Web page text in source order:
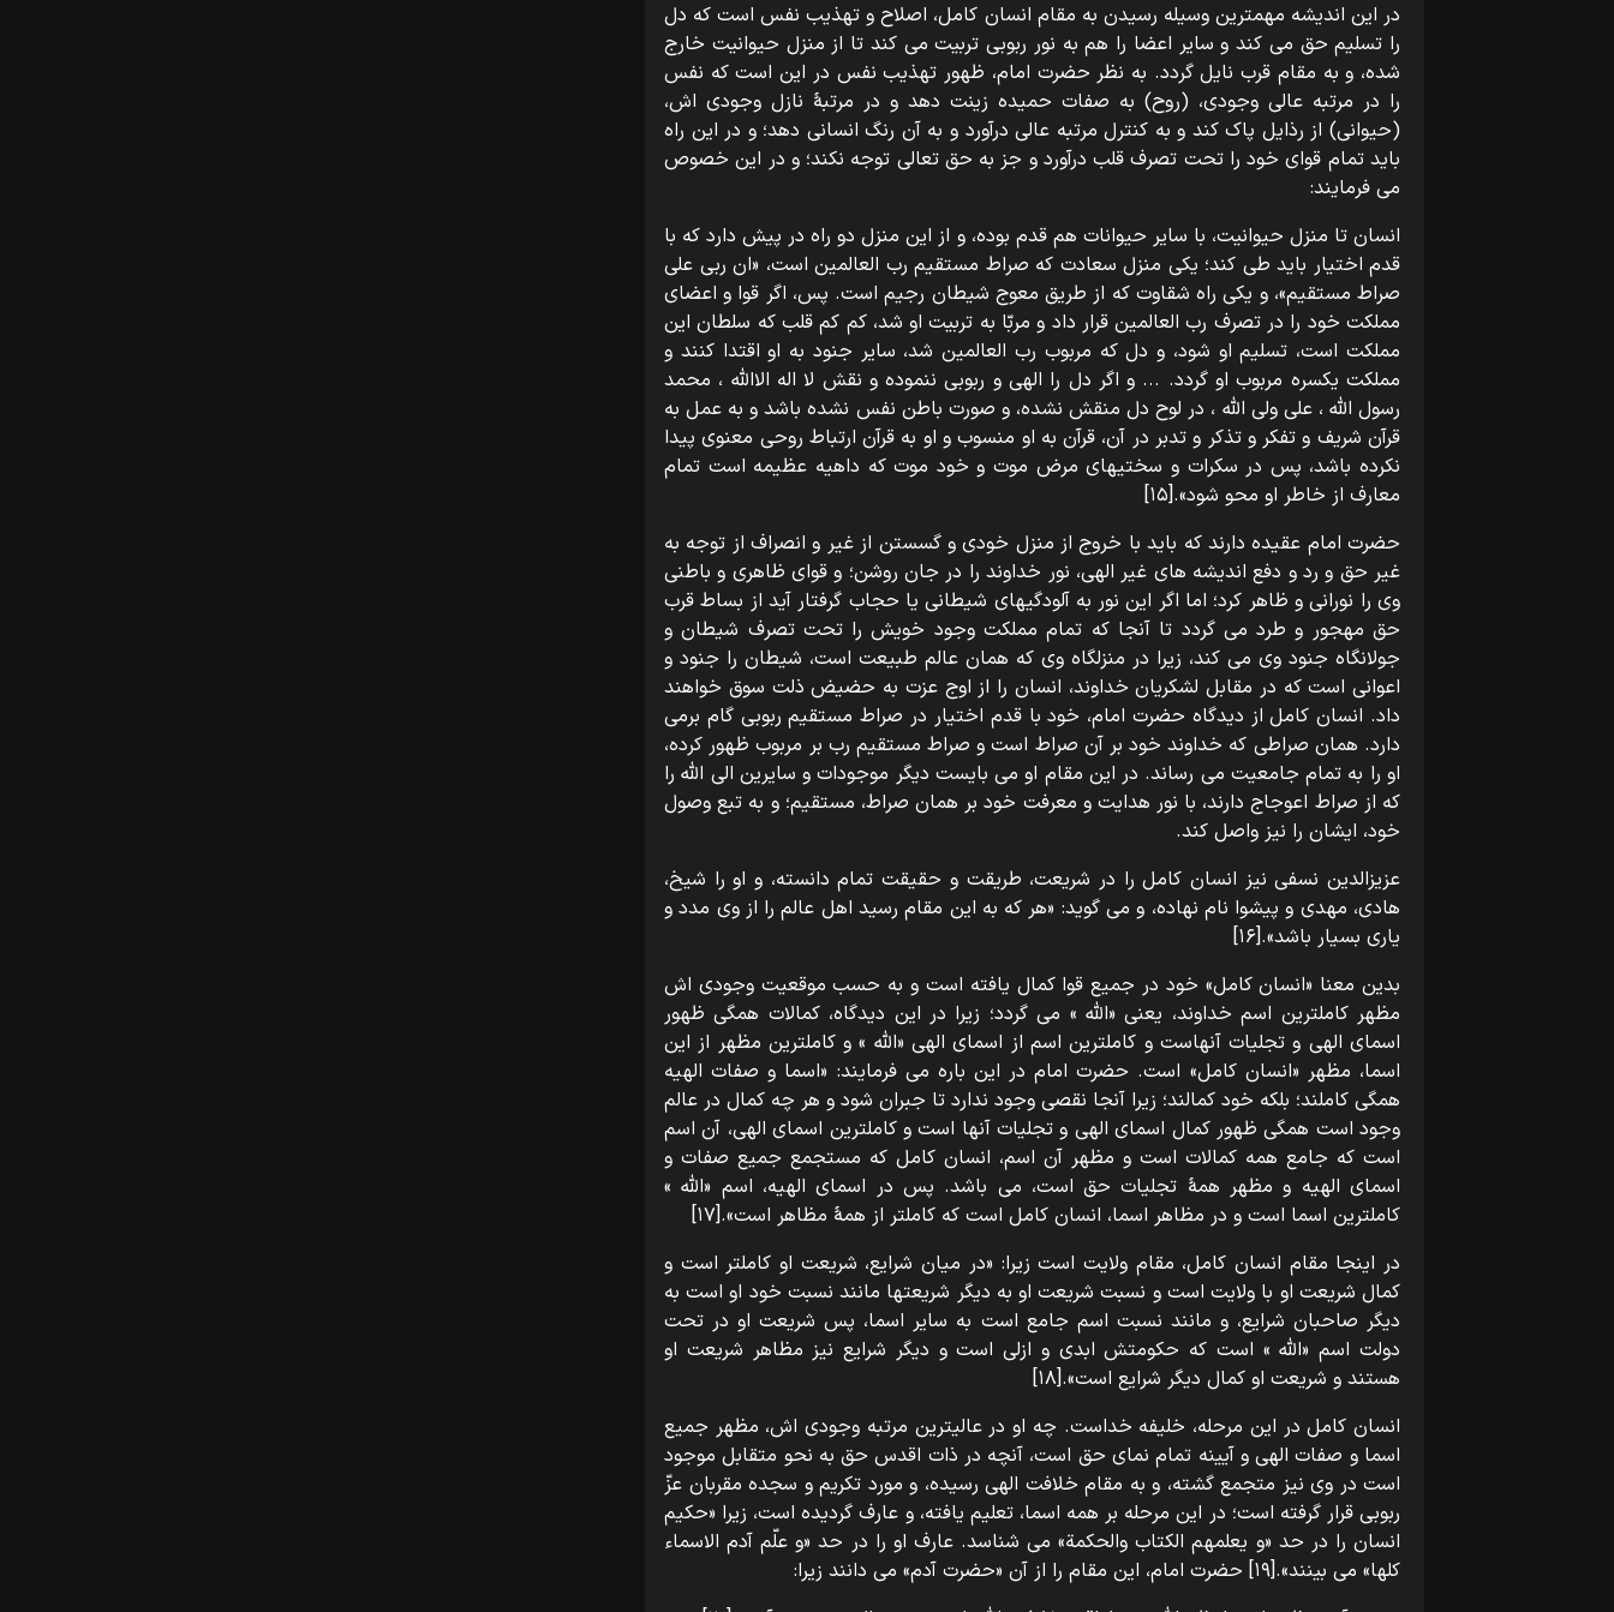
در این اندیشه مهمترین وسیله رسیدن به مقام انسان کامل، اصلاح و تهذیب نفس است که دل
را تسلیم حق می کند و سایر اعضا را هم به نور ربوبی تربیت می کند تا از منزل حیوانیت خارج
شده، و به مقام قرب نایل گردد. به نظر حضرت امام، ظهور تهذیب نفس در این است که نفس
را در مرتبه عالی وجودی، (روح) به صفات حمیده زینت دهد و در مرتبۀ نازل وجودی اش،
(حیوانی) از رذایل پاک کند و به کنترل مرتبه عالی درآورد و به آن رنگ انسانی دهد؛ و در این راه
باید تمام قوای خود را تحت تصرف قلب درآورد و جز به حق تعالی توجه نکند؛ و در این خصوص
می فرمایند:
انسان تا منزل حیوانیت، با سایر حیوانات هم قدم بوده، و از این منزل دو راه در پیش دارد که با
قدم اختیار باید طی کند؛ یکی منزل سعادت که صراط مستقیم رب العالمین است، «ان ربی علی
صراط مستقیم»، و یکی راه شقاوت که از طریق معوج شیطان رجیم است. پس، اگر قوا و اعضای
مملکت خود را در تصرف رب العالمین قرار داد و مربّا به تربیت او شد، کم کم قلب که سلطان این
مملکت است، تسلیم او شود، و دل که مربوب رب العالمین شد، سایر جنود به او اقتدا کنند و
مملکت یکسره مربوب او گردد. ... و اگر دل را الهی و ربوبی ننموده و نقش لا اله الااللّه ، محمد
رسول اللّه ، علی ولی اللّه ، در لوح دل منقش نشده، و صورت باطن نفس نشده باشد و به عمل به
قرآن شریف و تفکر و تذکر و تدبر در آن، قرآن به او منسوب و او به قرآن ارتباط روحی معنوی پیدا
نکرده باشد، پس در سکرات و سختیهای مرض موت و خود موت که داهیه عظیمه است تمام
معارف از خاطر او محو شود».[۱۵]
حضرت امام عقیده دارند که باید با خروج از منزل خودی و گسستن از غیر و انصراف از توجه به
غیر حق و رد و دفع اندیشه های غیر الهی، نور خداوند را در جان روشن؛ و قوای ظاهری و باطنی
وی را نورانی و ظاهر کرد؛ اما اگر این نور به آلودگیهای شیطانی یا حجاب گرفتار آید از بساط قرب
حق مهجور و طرد می گردد تا آنجا که تمام مملکت وجود خویش را تحت تصرف شیطان و
جولانگاه جنود وی می کند، زیرا در منزلگاه وی که همان عالم طبیعت است، شیطان را جنود و
اعوانی است که در مقابل لشکریان خداوند، انسان را از اوج عزت به حضیض ذلت سوق خواهند
داد. انسان کامل از دیدگاه حضرت امام، خود با قدم اختیار در صراط مستقیم ربوبی گام برمی
دارد. همان صراطی که خداوند خود بر آن صراط است و صراط مستقیم رب بر مربوب ظهور کرده،
او را به تمام جامعیت می رساند. در این مقام او می بایست دیگر موجودات و سایرین الی اللّه را
که از صراط اعوجاج دارند، با نور هدایت و معرفت خود بر همان صراط، مستقیم؛ و به تبع وصول
خود، ایشان را نیز واصل کند.
عزیزالدین نسفی نیز انسان کامل را در شریعت، طریقت و حقیقت تمام دانسته، و او را شیخ،
هادی، مهدی و پیشوا نام نهاده، و می گوید: «هر که به این مقام رسید اهل عالم را از وی مدد و
یاری بسیار باشد».[۱۶]
بدین معنا «انسان کامل» خود در جمیع قوا کمال یافته است و به حسب موقعیت وجودی اش
مظهر کاملترین اسم خداوند، یعنی «اللّه » می گردد؛ زیرا در این دیدگاه، کمالات همگی ظهور
اسمای الهی و تجلیات آنهاست و کاملترین اسم از اسمای الهی «اللّه » و کاملترین مظهر از این
اسما، مظهر «انسان کامل» است. حضرت امام در این باره می فرمایند: «اسما و صفات الهیه
همگی کاملند؛ بلکه خود کمالند؛ زیرا آنجا نقصی وجود ندارد تا جبران شود و هر چه کمال در عالم
وجود است همگی ظهور کمال اسمای الهی و تجلیات آنها است و کاملترین اسمای الهی، آن اسم
است که جامع همه کمالات است و مظهر آن اسم، انسان کامل که مستجمع جمیع صفات و
اسمای الهیه و مظهر همۀ تجلیات حق است، می باشد. پس در اسمای الهیه، اسم «اللّه »
کاملترین اسما است و در مظاهر اسما، انسان کامل است که کاملتر از همۀ مظاهر است».[۱۷]
در اینجا مقام انسان کامل، مقام ولایت است زیرا: «در میان شرایع، شریعت او کاملتر است و
کمال شریعت او با ولایت است و نسبت شریعت او به دیگر شریعتها مانند نسبت خود او است به
دیگر صاحبان شرایع، و مانند نسبت اسم جامع است به سایر اسما، پس شریعت او در تحت
دولت اسم «اللّه » است که حکومتش ابدی و ازلی است و دیگر شرایع نیز مظاهر شریعت او
هستند و شریعت او کمال دیگر شرایع است».[۱۸]
انسان کامل در این مرحله، خلیفه خداست. چه او در عالیترین مرتبه وجودی اش، مظهر جمیع
اسما و صفات الهی و آیینه تمام نمای حق است، آنچه در ذات اقدس حق به نحو متقابل موجود
است در وی نیز متجمع گشته، و به مقام خلافت الهی رسیده، و مورد تکریم و سجده مقربان عزّ
ربوبی قرار گرفته است؛ در این مرحله بر همه اسما، تعلیم یافته، و عارف گردیده است، زیرا «حکیم
انسان را در حد «و یعلمهم الکتاب والحکمة» می شناسد. عارف او را در حد «و علّم آدم الاسماء
کلها» می بینند».[۱۹] حضرت امام، این مقام را از آن «حضرت آدم» می دانند زیرا: